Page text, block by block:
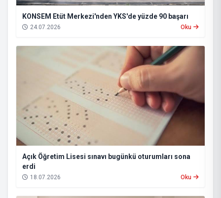
KONSEM Etüt Merkezi'nden YKS'de yüzde 90 başarı
24.07.2026 Oku
Açık Öğretim Lisesi sınavı bugünkü oturumları sona
erdi
18.07.2026 Oku